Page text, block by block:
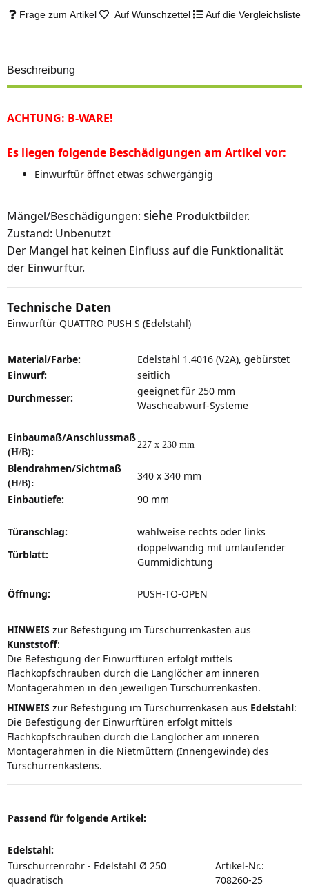
Frage zum Artikel Auf Wunschzettel Auf die Vergleichsliste
Beschreibung
ACHTUNG: B-WARE!
Es liegen folgende Beschädigungen am Artikel vor:
Einwurftür öffnet etwas schwergängig
Mängel/Beschädigungen: siehe Produktbilder.
Zustand: Unbenutzt
Der Mangel hat keinen Einfluss auf die Funktionalität
der Einwurftür.
Technische Daten
Einwurftür QUATTRO PUSH S (Edelstahl)
Material/Farbe:
Edelstahl 1.4016 (V2A), gebürstet
Einwurf:
seitlich
Durchmesser:
geeignet für 250 mm
Wäscheabwurf-Systeme
Einbaumaß/Anschlussmaß
(H/B):
227 x 230 mm
Blendrahmen/Sichtmaß
(H/B):
340 x 340 mm
Einbautiefe:
90 mm
Türanschlag:
wahlweise rechts oder links
Türblatt:
doppelwandig mit umlaufender
Gummidichtung
Öffnung: PUSH-TO-OPEN
HINWEIS zur Befestigung im Türschurrenkasten aus
Kunststoff:
Die Befestigung der Einwurftüren erfolgt mittels
Flachkopfschrauben durch die Langlöcher am inneren
Montagerahmen in den jeweiligen Türschurrenkasten.
HINWEIS zur Befestigung im Türschurrenkasen aus Edelstahl:
Die Befestigung der Einwurftüren erfolgt mittels
Flachkopfschrauben durch die Langlöcher am inneren
Montagerahmen in die Nietmüttern (Innengewinde) des
Türschurrenkastens.
Passend für folgende Artikel:
Edelstahl:
Türschurrenrohr - Edelstahl Ø 250
quadratisch
Artikel-Nr.:
708260-25